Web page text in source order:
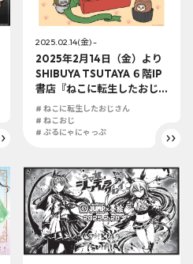
2025.02.14(金) -
2025年2月14日（金）より
SHIBUYA TSUTAYA ６階IP
書店『ねこに転生したおじ
さん』ぷるにゃにゃっぷ
（渋谷ショップ）新商品発
売決定！！
# ねこに転生したおじさん
# ねこおじ
# ぷるにゃにゃっぷ